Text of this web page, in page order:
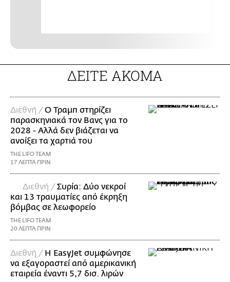
ΔΕΙΤΕ ΑΚΟΜΑ
Διεθνή /Ο Τραμπ στηρίζει
παρασκηνιακά τον Βανς για το
2028 - Αλλά δεν βιάζεται να
ανοίξει τα χαρτιά του
THE LIFO TEAM
17 ΛΕΠΤΑ ΠΡΙΝ
Διεθνή /Συρία: Δύο νεκροί
και 13 τραυματίες από έκρηξη
βόμβας σε λεωφορείο
THE LIFO TEAM
20 ΛΕΠΤΑ ΠΡΙΝ
Διεθνή / Η EasyJet συμφώνησε
να εξαγοραστεί από αμερικανική
εταιρεία έναντι 5,7 δισ. λιρών